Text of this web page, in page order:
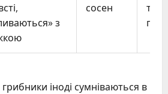
з
сосен
грибники іноді сумніваються в